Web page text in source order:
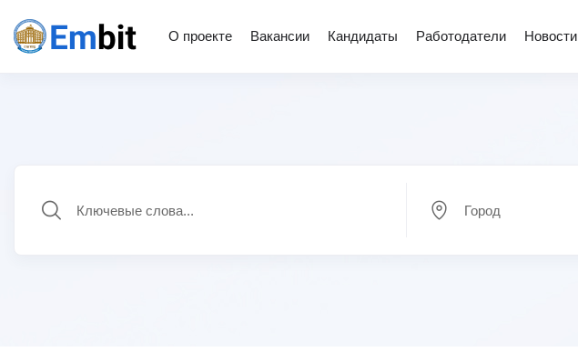
О проекте Вакансии Кандидаты Работодатели Новости
Город